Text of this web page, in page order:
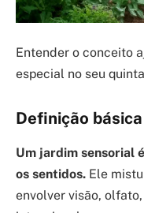
Entender o conceito
especial no seu
Definição básica
Um jardim sensorial
os sentidos. Ele
envolver visão,